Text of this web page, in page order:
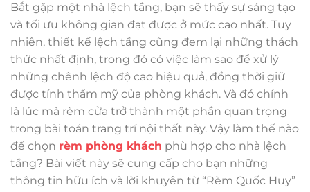
Bắt gặp một nhà lệch tầng, bạn sẽ thấy sự sáng tạo
và tối ưu không gian đạt được ở mức cao nhất. Tuy
nhiên, thiết kế lệch tầng cũng đem lại những thách
thức nhất định, trong đó có việc làm sao để xử lý
những chênh lệch độ cao hiệu quả, đồng thời giữ
được tính thẩm mỹ của phòng khách. Và đó chính
là lúc mà rèm cửa trở thành một phần quan trọng
trong bài toán trang trí nội thất này. Vậy làm thế nào
để chọn rèm phòng khách phù hợp cho nhà lệch
tầng? Bài viết này sẽ cung cấp cho bạn những
thông tin hữu ích và lời khuyên từ “Rèm Quốc Huy”